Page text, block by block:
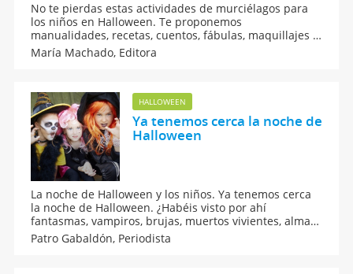
No te pierdas estas actividades de murciélagos para
los niños en Halloween. Te proponemos
manualidades, recetas, cuentos, fábulas, maquillajes y
otros entretenimientos geniales para organizar una
buena fiesta de Halloween en familia. ¡Vivan los
María Machado, Editora
HALLOWEEN
Ya tenemos cerca la noche de
Halloween
La noche de Halloween y los niños. Ya tenemos cerca
la noche de Halloween. ¿Habéis visto por ahí
fantasmas, vampiros, brujas, muertos vivientes, almas
en pena...? ¿Todavía no? Pues ¡cuidado! porque están
a punto de salir.
Patro Gabaldón, Periodista